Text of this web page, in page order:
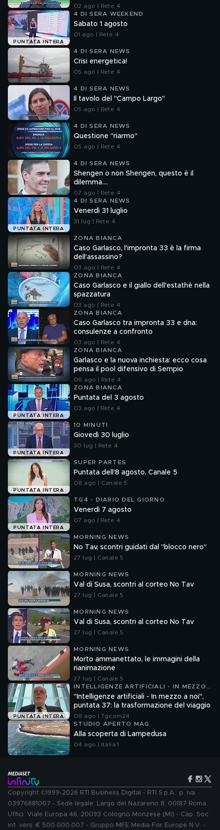
Mendolicchio
02 ago | Rete 4
PUNTATA INTERA
4 DI SERA WEEKEND
Sabato 1 agosto
01 ago | Rete 4
4 DI SERA NEWS
Crisi energetica!
05 ago | Rete 4
4 DI SERA NEWS
Il tavolo del "Campo Largo"
05 ago | Rete 4
4 DI SERA NEWS
Questione "riarmo"
05 ago | Rete 4
4 DI SERA NEWS
Shengen o non Shengen, questo è il
dilemma....
07 ago | Rete 4
PUNTATA INTERA
4 DI SERA NEWS
Venerdì 31 luglio
31 lug | Rete 4
ZONA BIANCA
Caso Garlasco, l'impronta 33 è la firma
dell'assassino?
03 ago | Rete 4
ZONA BIANCA
Caso Garlasco e il giallo dell'estathè nella
spazzatura
03 ago | Rete 4
ZONA BIANCA
Caso Garlasco tra impronta 33 e dna:
consulenze a confronto
03 ago | Rete 4
ZONA BIANCA
Garlasco e la nuova inchiesta: ecco cosa
pensa il pool difensivo di Sempio
06 ago | Rete 4
PUNTATA INTERA
ZONA BIANCA
Puntata del 3 agosto
03 ago | Rete 4
PUNTATA INTERA
10 MINUTI
Giovedì 30 luglio
30 lug | Rete 4
PUNTATA INTERA
SUPER PARTES
Puntata dell'8 agosto, Canale 5
08 ago | Canale 5
PUNTATA INTERA
TG4 - DIARIO DEL GIORNO
Venerdì 7 agosto
07 ago | Rete 4
MORNING NEWS
No Tav, scontri guidati dal "blocco nero"
27 lug | Canale 5
MORNING NEWS
Val di Susa, scontri al corteo No Tav
27 lug | Canale 5
MORNING NEWS
Val di Susa, scontri al corteo No Tav
27 lug | Canale 5
MORNING NEWS
Morto ammanettato, le immagini della
rianimazione
27 lug | Canale 5
PUNTATA INTERA
INTELLIGENZE ARTIFICIALI - IN MEZZO
A NOI
"Intelligenze artificiali - In mezzo a noi",
puntata 37: la trasformazione del viaggio
08 ago | Tgcom24
STUDIO APERTO MAG
Alla scoperta di Lampedusa
04 ago | Italia 1
Copyright ©1999-2026 RTI Business Digital - RTI S.p.A.: p. iva
03976881007 - Sede legale: Largo del Nazareno 8, 00187 Roma.
Uffici: Viale Europa 46, 20093 Cologno Monzese (MI) - Cap. Soc.
int. vers. € 500.000.007 - Gruppo MFE Media For Europe N.V. -